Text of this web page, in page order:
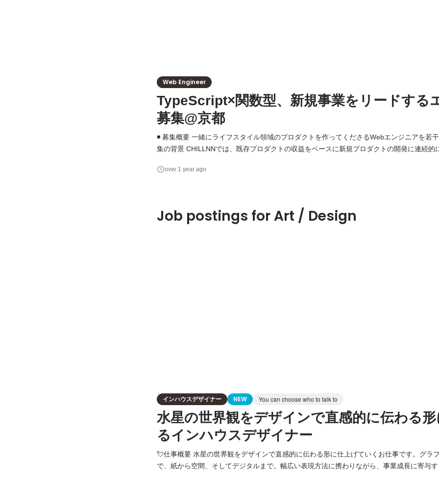
Web Engineer
TypeScript×関数型、新規事業をリードする
募集@京都
◾️ 募集概要 一緒にライフスタイル領域のプロダクトを作ってくださるWebエンジニアを若干名募
集の背景 CHILLNNでは、既存プロダクトの収益をベースに新規プロダクトの開発に連続的
しています。 ◾️ 業務内容 デザイナー、PdMの職能を持つメンバーと、職能横断型の少人数のチームを組んでの
over 1 year ago
Job postings for Art / Design
インハウスデザイナー NEW You can choose who to talk to
水星の世界観をデザインで直感的に伝わる
るインハウスデザイナー
💘仕事概要 水星の世界観をデザインで直感的に伝わる形に仕上げていくお仕事です。グラ
で、紙から空間、そしてデジタルまで。幅広い表現方法に携わりながら、事業成長に寄与す